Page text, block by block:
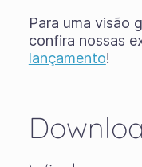
Para uma visão
confira nossas
lançamento!